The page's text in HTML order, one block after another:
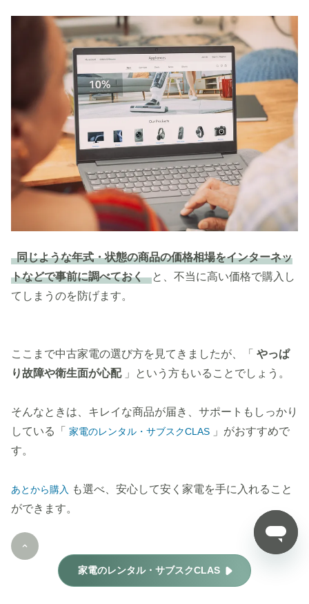
同じような年式・状態の商品の価格相場をインターネッ
トなどで事前に調べておく と、不当に高い価格で購入し
てしまうのを防げます。
ここまで中古家電の選び方を見てきましたが、「 やっぱ
り故障や衛生面が心配 」という方もいることでしょう。
そんなときは、キレイな商品が届き、サポートもしっかり
している「 家電のレンタル・サブスクCLAS
」がおすすめで
す。
あとから購入
も選べ、安心して安く家電を手に入れること
ができます。
家電のレンタル・サブスクCLAS